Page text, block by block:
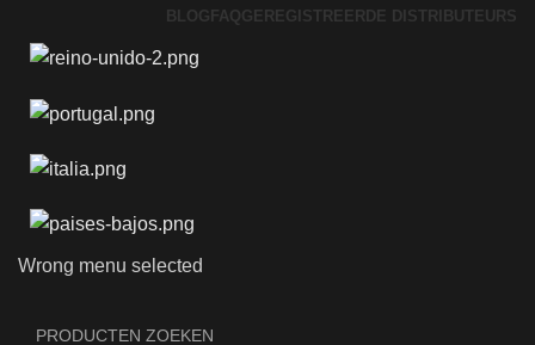
BLOG FAQGEREGISTREERDE DISTRIBUTEURS
Wrong menu selected